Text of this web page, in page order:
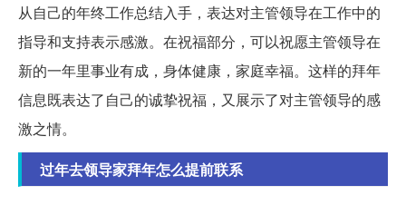
从自己的年终工作总结入手，表达对主管领导在工作中的
指导和支持表示感激。在祝福部分，可以祝愿主管领导在
新的一年里事业有成，身体健康，家庭幸福。这样的拜年
信息既表达了自己的诚挚祝福，又展示了对主管领导的感
激之情。
过年去领导家拜年怎么提前联系